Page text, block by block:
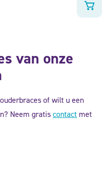
van onze
of wilt u een
Neem gratiscontact met